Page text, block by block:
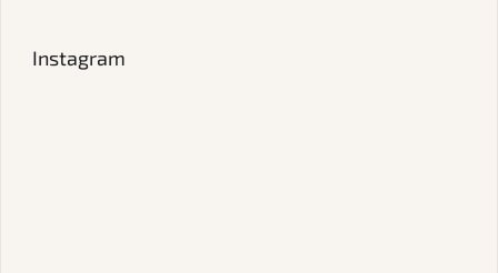
Instagram